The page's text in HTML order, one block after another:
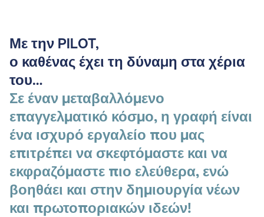
Με την PILOT,
ο καθένας έχει τη δύναμη στα χέρια
του…
Σε έναν μεταβαλλόμενο
επαγγελματικό κόσμο, η γραφή είναι
ένα ισχυρό εργαλείο που μας
επιτρέπει να σκεφτόμαστε και να
εκφραζόμαστε πιο ελεύθερα, ενώ
βοηθάει και στην δημιουργία νέων
και πρωτοποριακών ιδεών!